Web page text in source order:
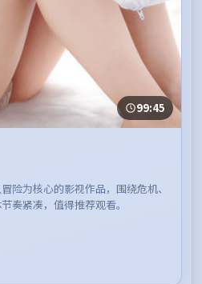
99:45
险为核心的影视作品，围绕危机、
奏紧凑，值得推荐观看。